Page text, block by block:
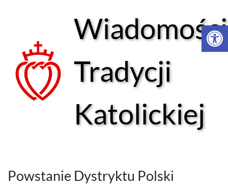
treści
Wiadomości
Tradycji
Katolickiej
Powstanie Dystryktu Polski